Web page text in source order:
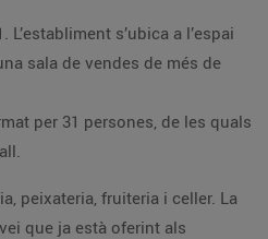
s’ubica a l’espai
sala de vendes de més de
per 31 persones, de les quals
peixateria, fruiteria i celler. La
que ja està oferint als